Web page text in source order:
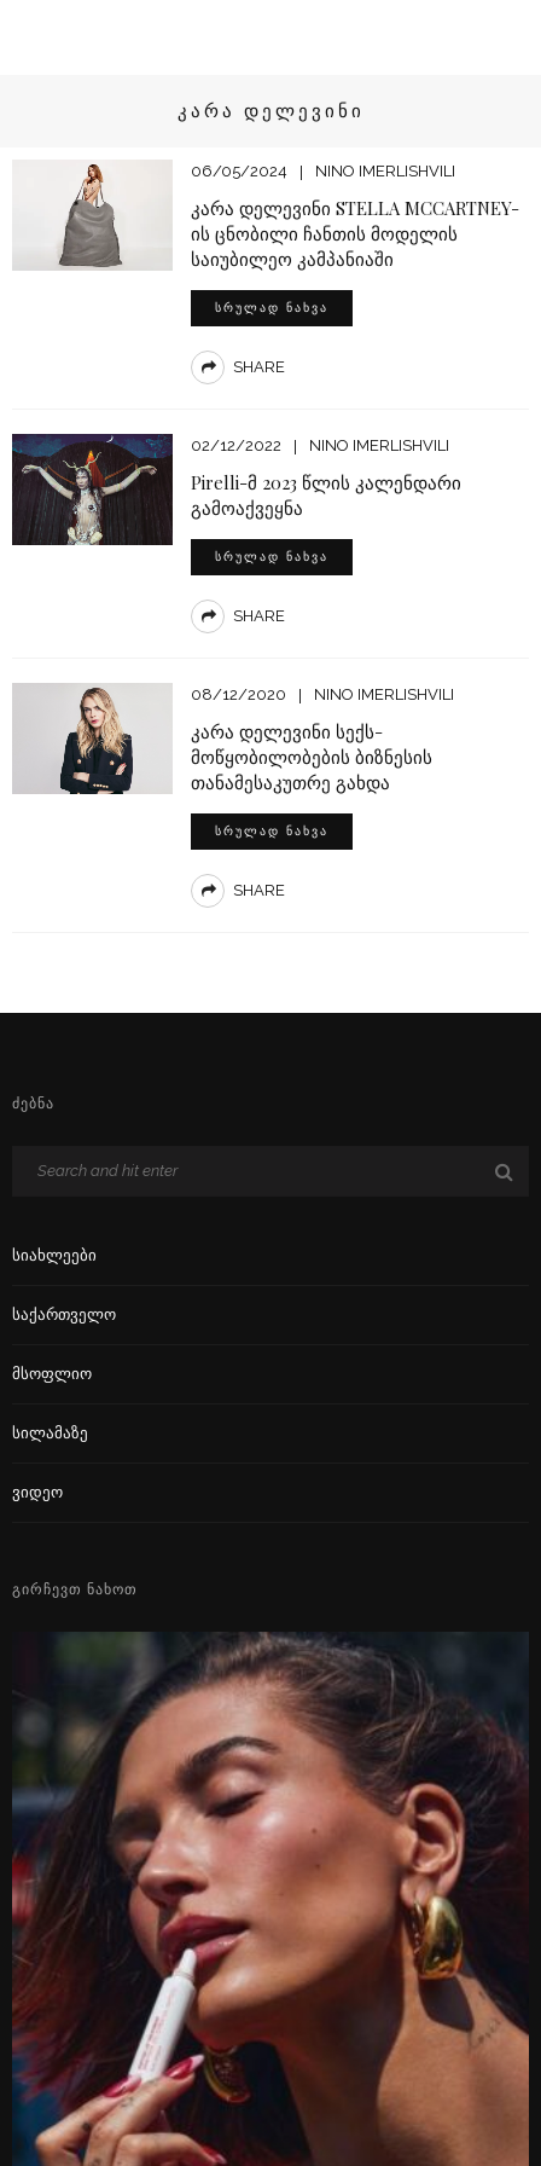
ᲙᲐᲠᲐ ᲓᲔᲚᲔᲕᲘᲜᲘ
06/05/2024 NINO IMERLISHVILI
კარა დელევინი STELLA MCCARTNEY-
ის ცნობილი ჩანთის მოდელის
საიუბილეო კამპანიაში
ᲡᲠᲣᲚᲐᲓ ᲜᲐᲮᲕᲐ
SHARE
02/12/2022 NINO IMERLISHVILI
Pirelli-მ 2023 წლის კალენდარი
გამოაქვეყნა
ᲡᲠᲣᲚᲐᲓ ᲜᲐᲮᲕᲐ
SHARE
08/12/2020 NINO IMERLISHVILI
კარა დელევინი სექს-
მოწყობილობების ბიზნესის
თანამესაკუთრე გახდა
ᲡᲠᲣᲚᲐᲓ ᲜᲐᲮᲕᲐ
SHARE
ᲫᲔᲑᲜᲐ
Სიახლეები
Საქართველო
Მსოფლიო
Სილამაზე
Ვიდეო
ᲒᲘᲠᲩᲔᲕᲗ ᲜᲐᲮᲝᲗ